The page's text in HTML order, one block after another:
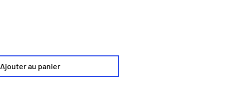
Ajouter au panier